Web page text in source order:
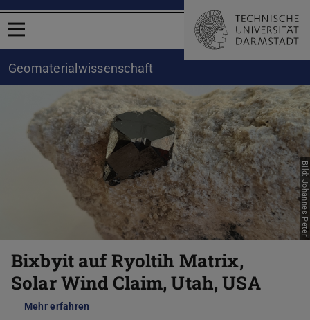
Menü öffnen
Geomaterialwissenschaft
Bild: Johannes Peter
Bixbyit auf Ryoltih Matrix,
Solar Wind Claim, Utah, USA
Mehr erfahren
Vor